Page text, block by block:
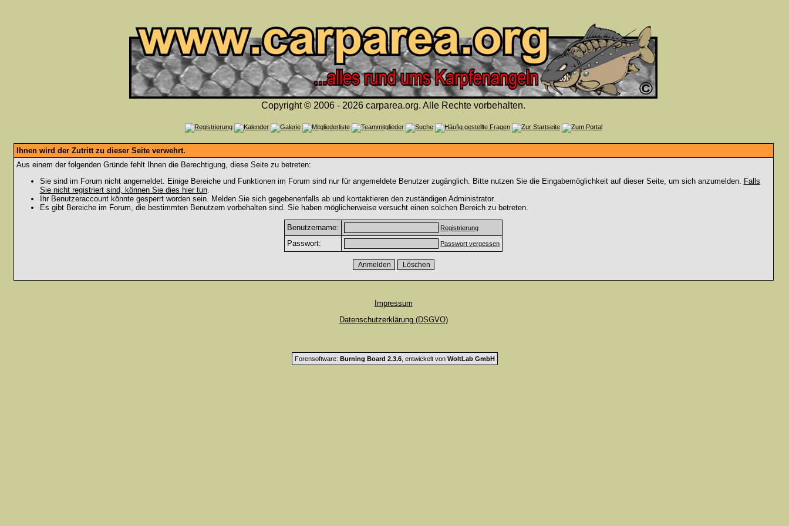
Copyright © 2006 - 2026 carparea.org. Alle Rechte vorbehalten.
Ihnen wird der Zutritt zu dieser Seite verwehrt.
Aus einem der folgenden Gründe fehlt Ihnen die Berechtigung, diese Seite zu betreten:
Sie sind im Forum nicht angemeldet. Einige Bereiche und Funktionen im Forum sind nur für angemeldete Benutzer zugänglich. Bitte nutzen Sie die Eingabemöglichkeit auf dieser Seite, um sich anzumelden. Falls
Sie nicht registriert sind, können Sie dies hier tun.
Ihr Benutzeraccount könnte gesperrt worden sein. Melden Sie sich gegebenenfalls ab und kontaktieren den zuständigen Administrator.
Es gibt Bereiche im Forum, die bestimmten Benutzern vorbehalten sind. Sie haben möglicherweise versucht einen solchen Bereich zu betreten.
Benutzername: Registrierung
Passwort: Passwort vergessen
Impressum
Datenschutzerklärung (DSGVO)
Forensoftware: Burning Board 2.3.6, entwickelt von WoltLab GmbH